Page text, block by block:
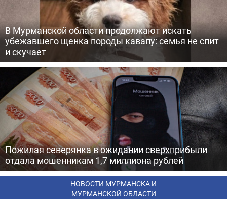
В Мурманской области продолжают искать
убежавшего щенка породы кавапу: семья не спит
и скучает
Пожилая северянка в ожидании сверхприбыли
отдала мошенникам 1,7 миллиона рублей
НОВОСТИ МУРМАНСКА И
МУРМАНСКОЙ ОБЛАСТИ